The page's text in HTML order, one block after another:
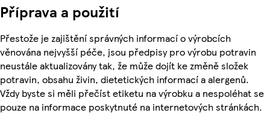
Příprava a použití
Přestože je zajištění správných informací o výrobcích
věnována nejvyšší péče, jsou předpisy pro výrobu potravin
neustále aktualizovány tak, že může dojít ke změně složek
potravin, obsahu živin, dietetických informací a alergenů.
Vždy byste si měli přečíst etiketu na výrobku a nespoléhat se
pouze na informace poskytnuté na internetových stránkách.